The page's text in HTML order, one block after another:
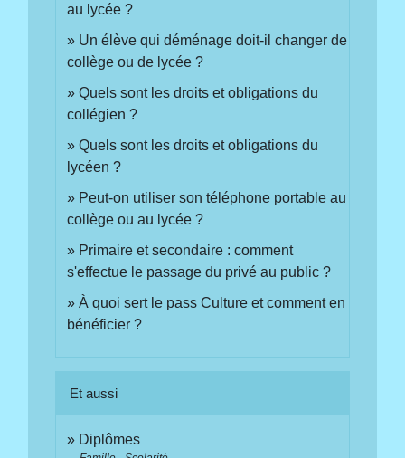
au lycée ?
Un élève qui déménage doit-il changer de
collège ou de lycée ?
Quels sont les droits et obligations du
collégien ?
Quels sont les droits et obligations du
lycéen ?
Peut-on utiliser son téléphone portable au
collège ou au lycée ?
Primaire et secondaire : comment
s'effectue le passage du privé au public ?
À quoi sert le pass Culture et comment en
bénéficier ?
Et aussi
Diplômes